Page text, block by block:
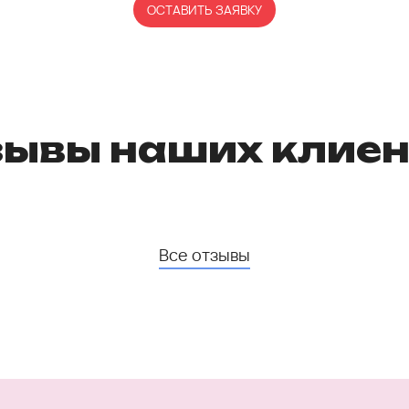
ОСТАВИТЬ ЗАЯВКУ
наших
Все отзывы